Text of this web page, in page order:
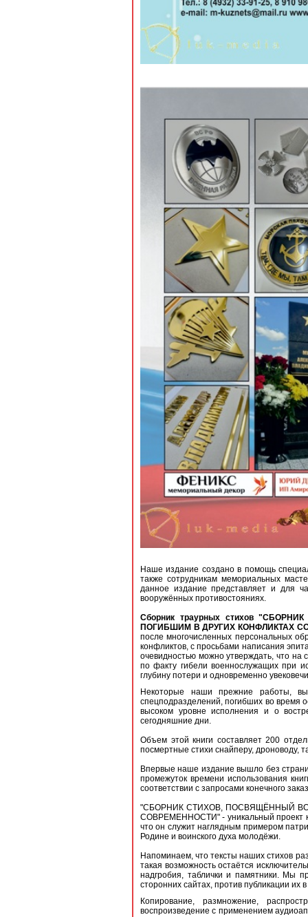
Наше издание создано в помощь
также сотрудникам мемориальных
данное издание представляет и для
вооружённых противостояниях.
Сборник траурных стихов
ПОГИБШИМ В ДРУГИХ КОНФЛИКТАХ
после многочисленных персональных
конфликтов, с просьбами написания
очевидностью можно утверждать, что
по факту гибели военнослужащих при
глубину потери и одновременно
Некоторые наши прежние работы,
спецподразделений, погибших во время
высоком уровне исполнения и о
сегодняшние дни.
Объем этой книги составляет 200
посмертные стихи снайперу, дроноводу,
Впервые наше издание вышло без
промежуток времени использования
соответствии с запросами конечного
"СБОРНИК СТИХОВ, ПОСВЯЩЁННЫЙ
СОВРЕМЕННОСТИ" - уникальный проект
что он служит наглядным примером
Родине и воинского духа молодёжи.
Напоминаем, что тексты наших стихов
такая возможность остаётся
надгробия, таблички и памятники. Мы
сторонних сайтах, против публикации их
Копирование, размножение,
воспроизведение с применением